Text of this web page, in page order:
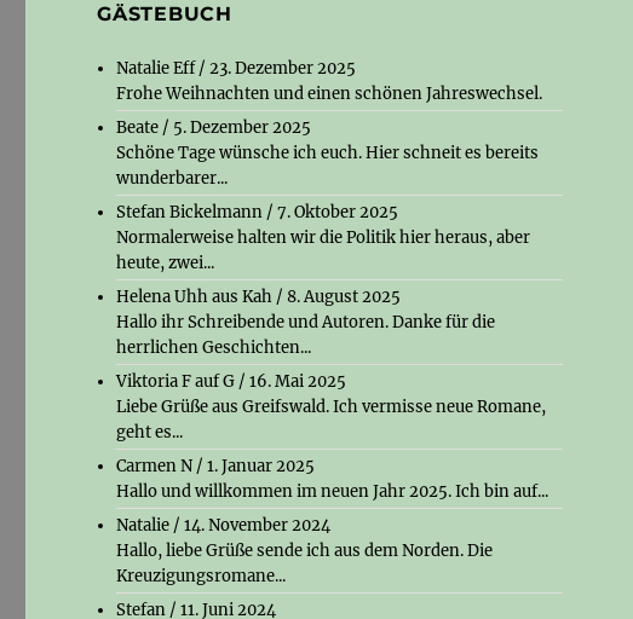
GÄSTEBUCH
Natalie Eff/23. Dezember 2025
Frohe Weihnachten und einen schönen Jahreswechsel.
Beate / 5. Dezember 2025
Schöne Tage wünsche ich euch. Hier schneit es bereits
wunderbarer...
Stefan Bickelmann /7. Oktober 2025
Normalerweise halten wir die Politik hier heraus, aber
heute, zwei...
Helena Uhh aus Kah /8. August 2025
Hallo ihr Schreibende und Autoren. Danke für die
herrlichen Geschichten...
Viktoria F auf G /16. Mai 2025
Liebe Grüße aus Greifswald. Ich vermisse neue Romane,
geht es...
Carmen N /1. Januar 2025
Hallo und willkommen im neuen Jahr 2025. Ich bin auf...
Natalie /14. November 2024
Hallo, liebe Grüße sende ich aus dem Norden. Die
Kreuzigungsromane...
Stefan /11. Juni 2024